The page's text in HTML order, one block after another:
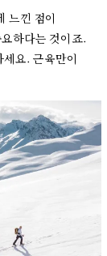
느낀 점이
하다는 것이죠.
요. 근육만이